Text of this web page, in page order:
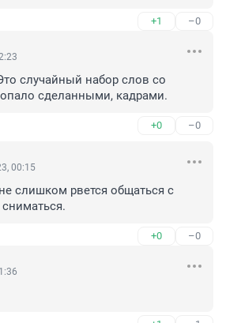
+1 –0
случайный набор слов со
сделанными, кадрами.
+0 –0
00:15
слишком рвется общаться с
+0 –0